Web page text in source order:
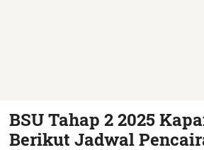
BSU Tahap 2 2025
Berikut Jadwal